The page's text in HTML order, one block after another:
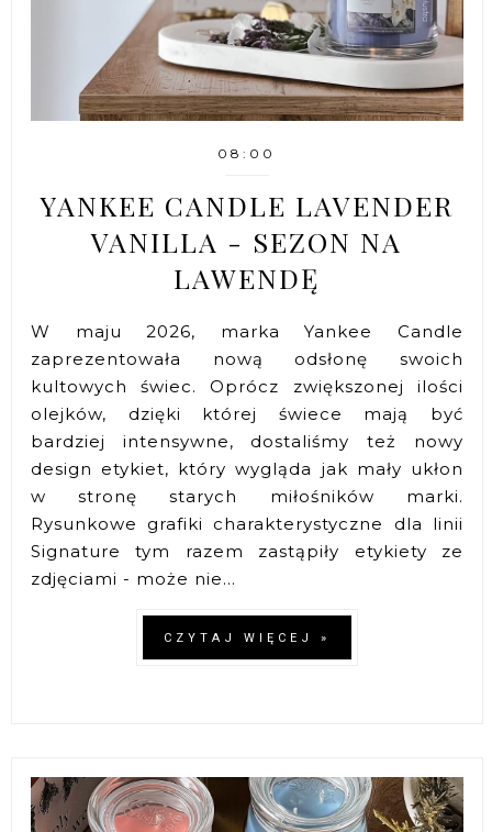
08:00
YANKEE CANDLE LAVENDER
VANILLA - SEZON NA
LAWENDĘ
W maju 2026, marka Yankee Candle
zaprezentowała nową odsłonę swoich
kultowych świec. Oprócz zwiększonej ilości
olejków, dzięki której świece mają być
bardziej intensywne, dostaliśmy też nowy
design etykiet, który wygląda jak mały ukłon
w stronę starych miłośników marki.
Rysunkowe grafiki charakterystyczne dla linii
Signature tym razem zastąpiły etykiety ze
zdjęciami - może nie...
CZYTAJ WIĘCEJ »